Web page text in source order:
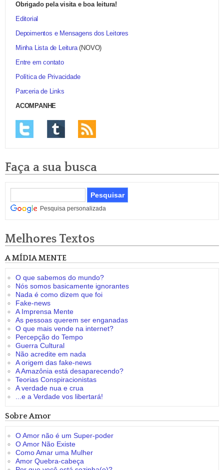
Obrigado pela visita e boa leitura!
Editorial
Depoimentos e Mensagens dos Leitores
Minha Lista de Leitura(NOVO)
Entre em contato
Política de Privacidade
Parceria de Links
ACOMPANHE
Faça a sua busca
Pesquisa personalizada
Melhores Textos
A MÍDIA MENTE
O que sabemos do mundo?
Nós somos basicamente ignorantes
Nada é como dizem que foi
Fake-news
A Imprensa Mente
As pessoas querem ser enganadas
O que mais vende na internet?
Percepção do Tempo
Guerra Cultural
Não acredite em nada
A origem das fake-news
A Amazônia está desaparecendo?
Teorias Conspiracionistas
A verdade nua e crua
...e a Verdade vos libertará!
Sobre Amor
O Amor não é um Super-poder
O Amor Não Existe
Como Amar uma Mulher
Amor Quebra-cabeça